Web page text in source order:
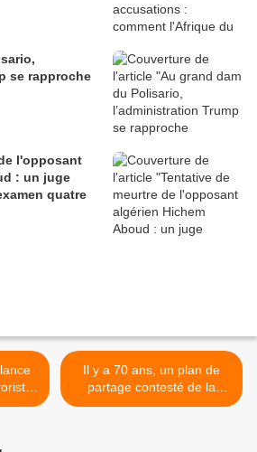
se rapproche
l'opposant
: un juge
quatre
sans
Il y a 70 ans, un plan de
partage contesté de la
Palestine >